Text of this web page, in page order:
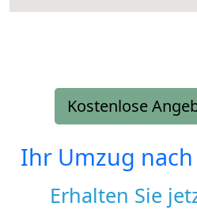
Kostenlose
Ihr Umzug nach
Erhalten Sie